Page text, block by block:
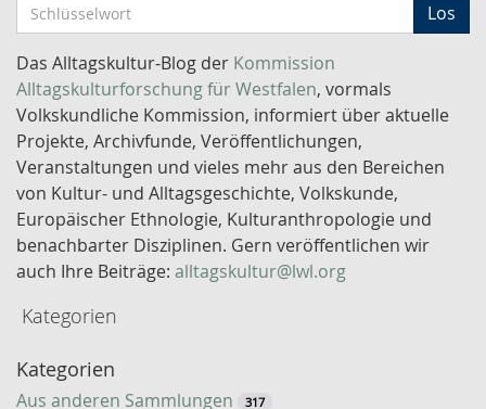
c
h
l
ü
s
s
e
l
w
o
S
u
Los
Das Alltagskultur-Blog der Kommission
Alltagskulturforschung für Westfalen, vormals
Volkskundliche Kommission, informiert über aktuelle
Projekte, Archivfunde, Veröffentlichungen,
Veranstaltungen und vieles mehr aus den Bereichen
von Kultur- und Alltagsgeschichte, Volkskunde,
Europäischer Ethnologie, Kulturanthropologie und
benachbarter Disziplinen. Gern veröffentlichen wir
auch Ihre Beiträge: alltagskultur@lwl.org
Kategorien
Kategorien
Aus anderen Sammlungen 317